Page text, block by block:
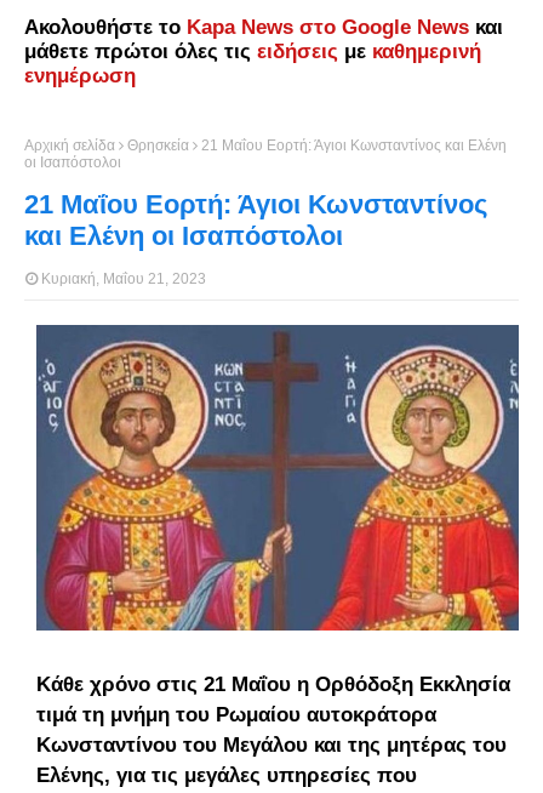
Ακολουθήστε το Kapa News στο Google News και
μάθετε πρώτοι όλες τις ειδήσεις με καθημερινή
ενημέρωση
Αρχική σελίδα Θρησκεία
21 Μαΐου Εορτή: Άγιοι Κωνσταντίνος και Ελένη
οι Ισαπόστολοι
21 Μαΐου Εορτή: Άγιοι Κωνσταντίνος
και Ελένη οι Ισαπόστολοι
Κυριακή, Μαΐου 21, 2023
Κάθε χρόνο στις 21 Μαΐου η Ορθόδοξη Εκκλησία
τιμά τη μνήμη του Ρωμαίου αυτοκράτορα
Κωνσταντίνου του Μεγάλου και της μητέρας του
Ελένης, για τις μεγάλες υπηρεσίες που